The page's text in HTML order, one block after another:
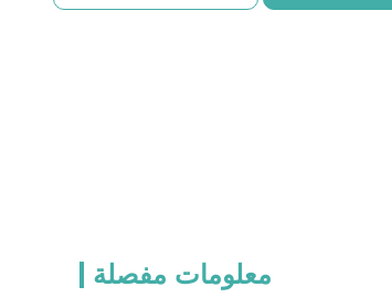
معلومات مفصلة